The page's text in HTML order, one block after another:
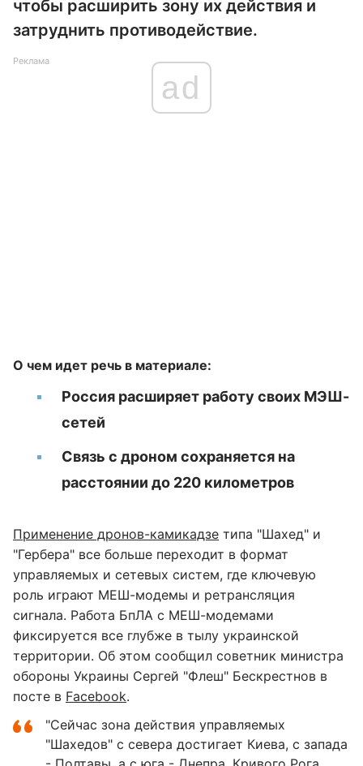
чтобы расширить зону их действия и
затруднить противодействие.
Реклама
ad
О чем идет речь в материале:
Россия расширяет работу своих МЭШ-
сетей
Связь с дроном сохраняется на
расстоянии до 220 километров
Применение дронов-камикадзе типа "Шахед" и
"Гербера" все больше переходит в формат
управляемых и сетевых систем, где ключевую
роль играют МЕШ-модемы и ретрансляция
сигнала. Работа БпЛА с МЕШ-модемами
фиксируется все глубже в тылу украинской
территории. Об этом сообщил советник министра
обороны Украины Сергей "Флеш" Бескрестнов в
посте в Facebook.
"Сейчас зона действия управляемых
"Шахедов" с севера достигает Киева, с запада